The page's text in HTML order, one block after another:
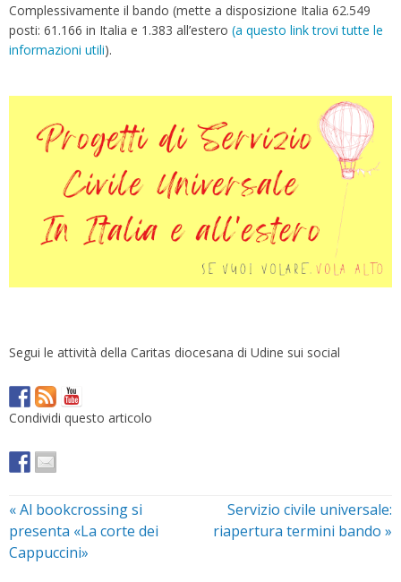
Complessivamente il bando (mette a disposizione Italia 62.549
posti: 61.166 in Italia e 1.383 all’estero (a questo link trovi tutte le
informazioni utili).
Segui le attività della Caritas diocesana di Udine sui social
Condividi questo articolo
«Al bookcrossing si
presenta «La corte dei
Cappuccini»
Servizio civile universale:
riapertura termini bando »